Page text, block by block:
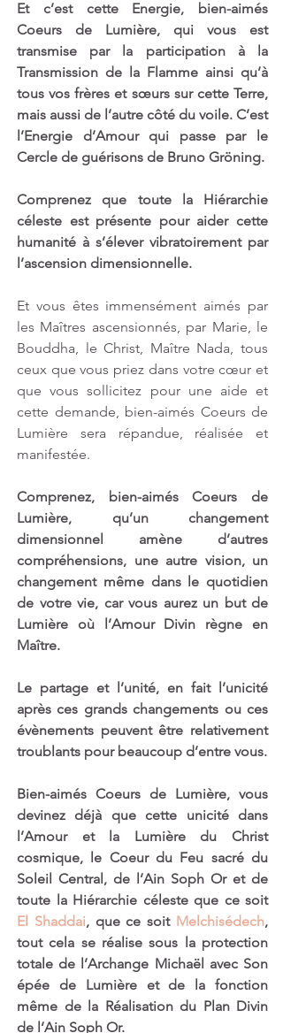
Et c’est cette Energie, bien-aimés
Coeurs de Lumière, qui vous est
transmise par la participation à la
Transmission de la Flamme ainsi qu’à
tous vos frères et sœurs sur cette Terre,
mais aussi de l’autre côté du voile. C’est
l’Energie d’Amour qui passe par le
Cercle de guérisons de Bruno Gröning.
Comprenez que toute la Hiérarchie
céleste est présente pour aider cette
humanité à s’élever vibratoirement par
l’ascension dimensionnelle.
Et vous êtes immensément aimés par
les Maîtres ascensionnés, par Marie, le
Bouddha, le Christ, Maître Nada, tous
ceux que vous priez dans votre cœur et
que vous sollicitez pour une aide et
cette demande, bien-aimés Coeurs de
Lumière sera répandue, réalisée et
manifestée.
Comprenez, bien-aimés Coeurs de
Lumière, qu’un changement
dimensionnel amène d’autres
compréhensions, une autre vision, un
changement même dans le quotidien
de votre vie, car vous aurez un but de
Lumière où l’Amour Divin règne en
Maître.
Le partage et l’unité, en fait l’unicité
après ces grands changements ou ces
évènements peuvent être relativement
troublants pour beaucoup d’entre vous.
Bien-aimés Coeurs de Lumière, vous
devinez déjà que cette unicité dans
l’Amour et la Lumière du Christ
cosmique, le Coeur du Feu sacré du
Soleil Central, de l’Ain Soph Or et de
toute la Hiérarchie céleste que ce soit
El Shaddai, que ce soit Melchisédech,
tout cela se réalise sous la protection
totale de l’Archange Michaël avec Son
épée de Lumière et de la fonction
même de la Réalisation du Plan Divin
de l’Ain Soph Or.